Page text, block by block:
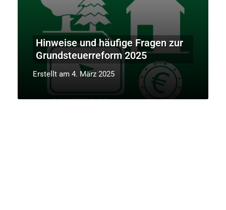
Hinweise und häufige Fragen zur
Grundsteuerreform 2025
Erstellt am 4. März 2025